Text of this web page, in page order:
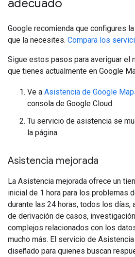
adecuado
Google recomienda que configures
que la necesites. Compara los
Sigue estos pasos para averiguar el
que tienes actualmente en Google
Ve a Asistencia de Google
consola de Google Cloud.
Tu servicio de asistencia se
la página.
Asistencia mejorada
La Asistencia mejorada ofrece un
inicial de 1 hora para los problemas
durante las 24 horas, todos los días,
de derivación de casos,
complejos relacionados con los
mucho más. El servicio de
diseñado para quienes buscan